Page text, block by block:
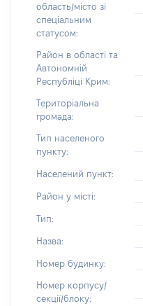
область/місто зі
спеціальним
статусом:
Район в області та
Автономній
Республіці Крим:
Територіальна
громада:
Тип населеного
пункту:
Населений пункт:
Район у місті:
Тип:
Назва:
Номер будинку:
Номер корпусу/
секції/блоку: